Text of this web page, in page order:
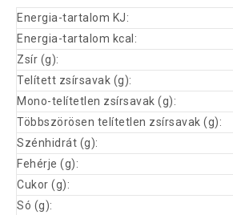
Energia-tartalom KJ:
Energia-tartalom kcal:
Zsír (g):
Telített zsírsavak (g):
Mono-telítetlen zsírsavak (g):
Többszörösen telítetlen zsírsavak (g):
Szénhidrát (g):
Fehérje (g):
Cukor (g):
Só (g):